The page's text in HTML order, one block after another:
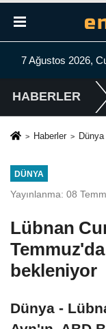
7 Ağustos 2026,
HABERLER
Haberler Dünya
DÜNYA
Yayınlanma: 08
Lübnan
bekleniyor
Dünya -